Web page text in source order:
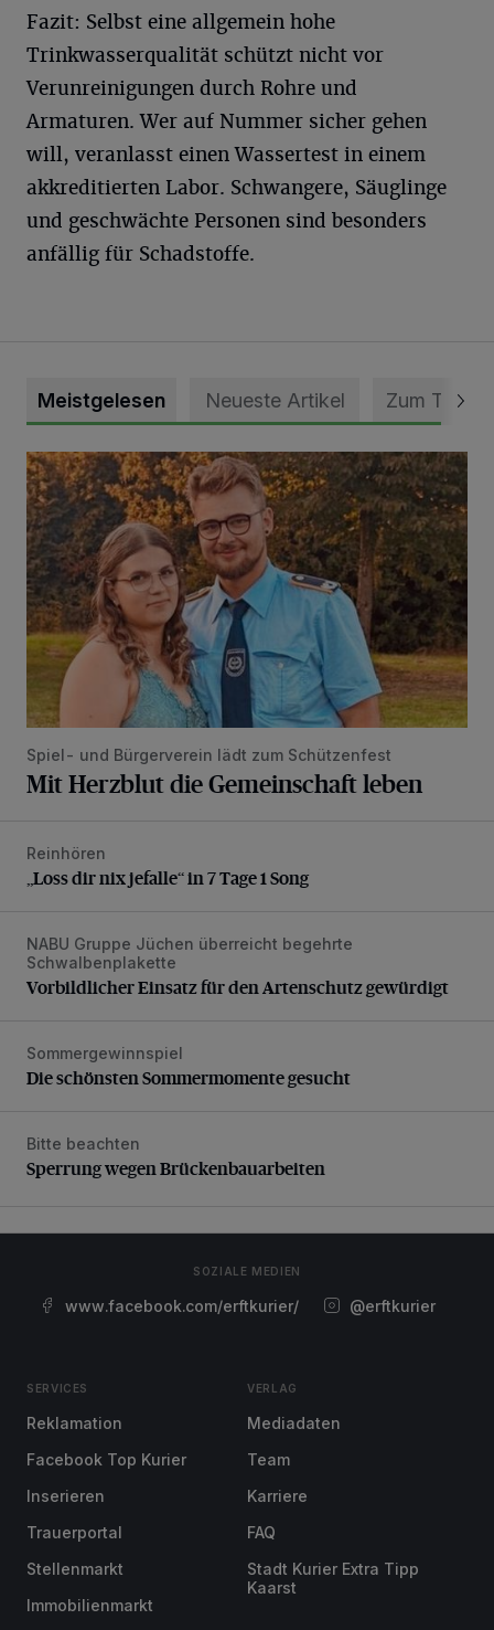
Fazit: Selbst eine allgemein hohe
Trinkwasserqualität schützt nicht vor
Verunreinigungen durch Rohre und
Armaturen. Wer auf Nummer sicher gehen
will, veranlasst einen Wassertest in einem
akkreditierten Labor. Schwangere, Säuglinge
und geschwächte Personen sind besonders
anfällig für Schadstoffe.
Meistgelesen Neueste Artikel Zum Thema
Mit Herzblut die Gemeinschaft leben
Spiel- und Bürgerverein lädt zum Schützenfest
Mit Herzblut die Gemeinschaft leben
„Loss dir nix jefalle“ in 7 Tage 1 Song
Reinhören
„Loss dir nix jefalle“ in 7 Tage 1 Song
Vorbildlicher Einsatz für den Artenschutz gewürdigt
NABU Gruppe Jüchen überreicht begehrte
Schwalbenplakette
Vorbildlicher Einsatz für den Artenschutz gewürdigt
Die schönsten Sommermomente gesucht
Sommergewinnspiel
Die schönsten Sommermomente gesucht
Sperrung wegen Brückenbauarbeiten
Bitte beachten
Sperrung wegen Brückenbauarbeiten
SOZIALE MEDIEN
www.facebook.com/erftkurier/ @erftkurier
SERVICES
Reklamation
Facebook Top Kurier
Inserieren
Trauerportal
Stellenmarkt
Immobilienmarkt
VERLAG
Mediadaten
Team
Karriere
FAQ
Stadt Kurier Extra Tipp
Kaarst